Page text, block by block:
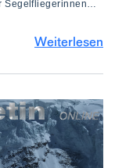
Segelfliegerinnen…
Weiterlesen